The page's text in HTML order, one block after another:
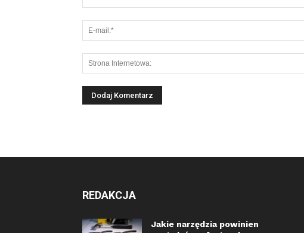
REDAKCJA
Jakie narzędzia powinien